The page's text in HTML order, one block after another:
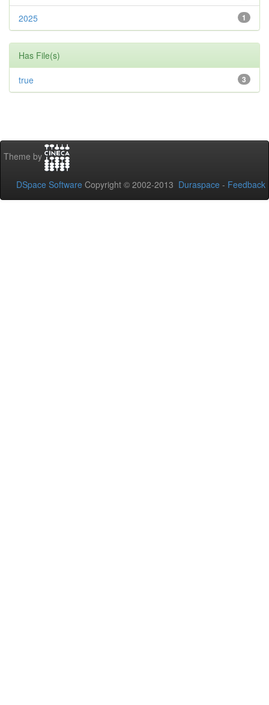
1
2025
Has File(s)
3
true
Theme by
DSpace Software Copyright © 2002-2013 Duraspace - Feedback